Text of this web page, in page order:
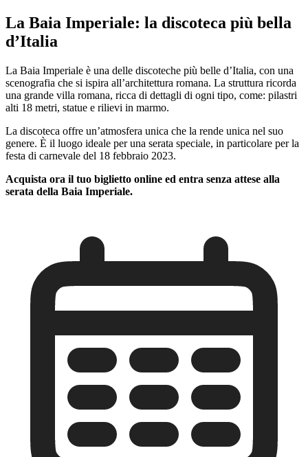
La Baia Imperiale: la discoteca più bella
d’Italia
La Baia Imperiale è una delle discoteche più belle d’Italia, con una
scenografia che si ispira all’architettura romana. La struttura ricorda
una grande villa romana, ricca di dettagli di ogni tipo, come: pilastri
alti 18 metri, statue e rilievi in marmo.
La discoteca offre un’atmosfera unica che la rende unica nel suo
genere. È il luogo ideale per una serata speciale, in particolare per la
festa di carnevale del 18 febbraio 2023.
Acquista ora il tuo biglietto online ed entra senza attese alla
serata della Baia Imperiale.